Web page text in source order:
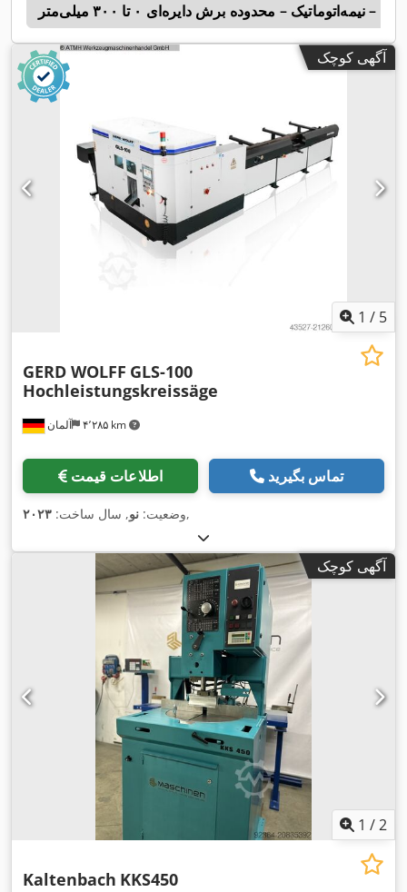
– نیمه‌اتوماتیک – محدوده برش دایره‌ای ۰ تا ۳۰۰ میلی‌متر
آگهی کوچک
1 / 5
آلمان ۴٬۲۸۵ km
GERD WOLFF GLS-100
Hochleistungskreissäge
اطلاعات قیمت تماس بگیرید
وضعیت: نو, سال ساخت: ۲۰۲۳ ,
آگهی کوچک
1 /2
Kaltenbach KKS450